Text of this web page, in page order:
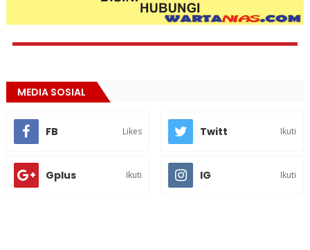
MEDIA SOSIAL
FB Likes Twitt Ikuti
Gplus Ikuti IG Ikuti